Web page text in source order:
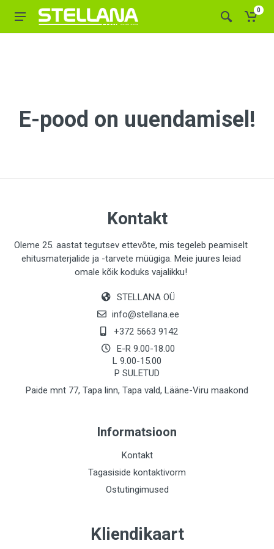
0
E-pood on uuendamisel!
Kontakt
Oleme 25. aastat tegutsev ettevõte, mis tegeleb peamiselt
ehitusmaterjalide ja -tarvete müügiga. Meie juures leiad
omale kõik koduks vajalikku!
STELLANA OÜ
info@stellana.ee
+372 5663 9142
E-R 9.00-18.00
L 9.00-15.00
P SULETUD
Paide mnt 77, Tapa linn, Tapa vald, Lääne-Viru maakond
Informatsioon
Kontakt
Tagasiside kontaktivorm
Ostutingimused
Kliendikaart